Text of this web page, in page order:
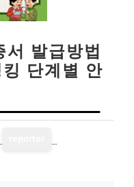
발급방법
단계별 안